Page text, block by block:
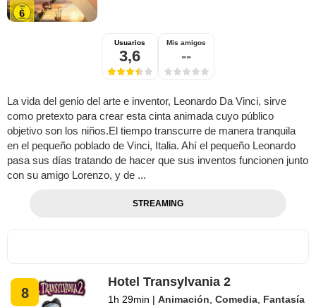
Usuarios
3,6
Mis amigos
--
La vida del genio del arte e inventor, Leonardo Da Vinci, sirve
como pretexto para crear esta cinta animada cuyo público
objetivo son los niños.El tiempo transcurre de manera tranquila
en el pequeño poblado de Vinci, Italia. Ahí el pequeño Leonardo
pasa sus días tratando de hacer que sus inventos funcionen junto
con su amigo Lorenzo, y de ...
STREAMING
8
Hotel Transylvania 2
1h 29min | Animación ,Comedia Fantasía